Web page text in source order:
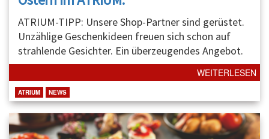
ATRIUM-TIPP: Unsere Shop-Partner sind gerüstet.
Unzählige Geschenkideen freuen sich schon auf
strahlende Gesichter. Ein überzeugendes Angebot.
WEITERLESEN
ATRIUM NEWS